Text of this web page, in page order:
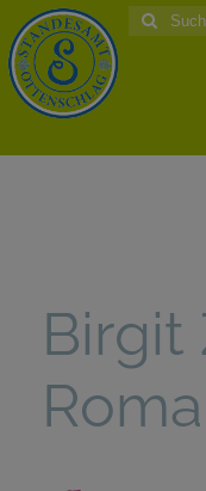
Suche
nach:
Hochzeiten
Hochzeiten
Birgit